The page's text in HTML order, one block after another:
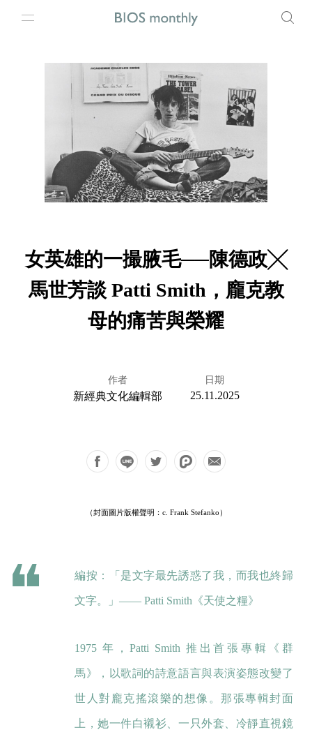
女英雄的一撮腋毛──陳德政╳
馬世芳談 Patti Smith，龐克教
母的痛苦與榮耀
作者
新經典文化編輯部
日期
25.11.2025
（封面圖片版權聲明：c. Frank Stefanko）
編按：「是文字最先誘惑了我，而我也終歸
文字。」—— Patti Smith《天使之糧》
1975 年，Patti Smith 推出首張專輯《群
馬》，以歌詞的詩意語言與表演姿態改變了
世人對龐克搖滾樂的想像。那張專輯封面
上，她一件白襯衫、一只外套、冷靜直視鏡